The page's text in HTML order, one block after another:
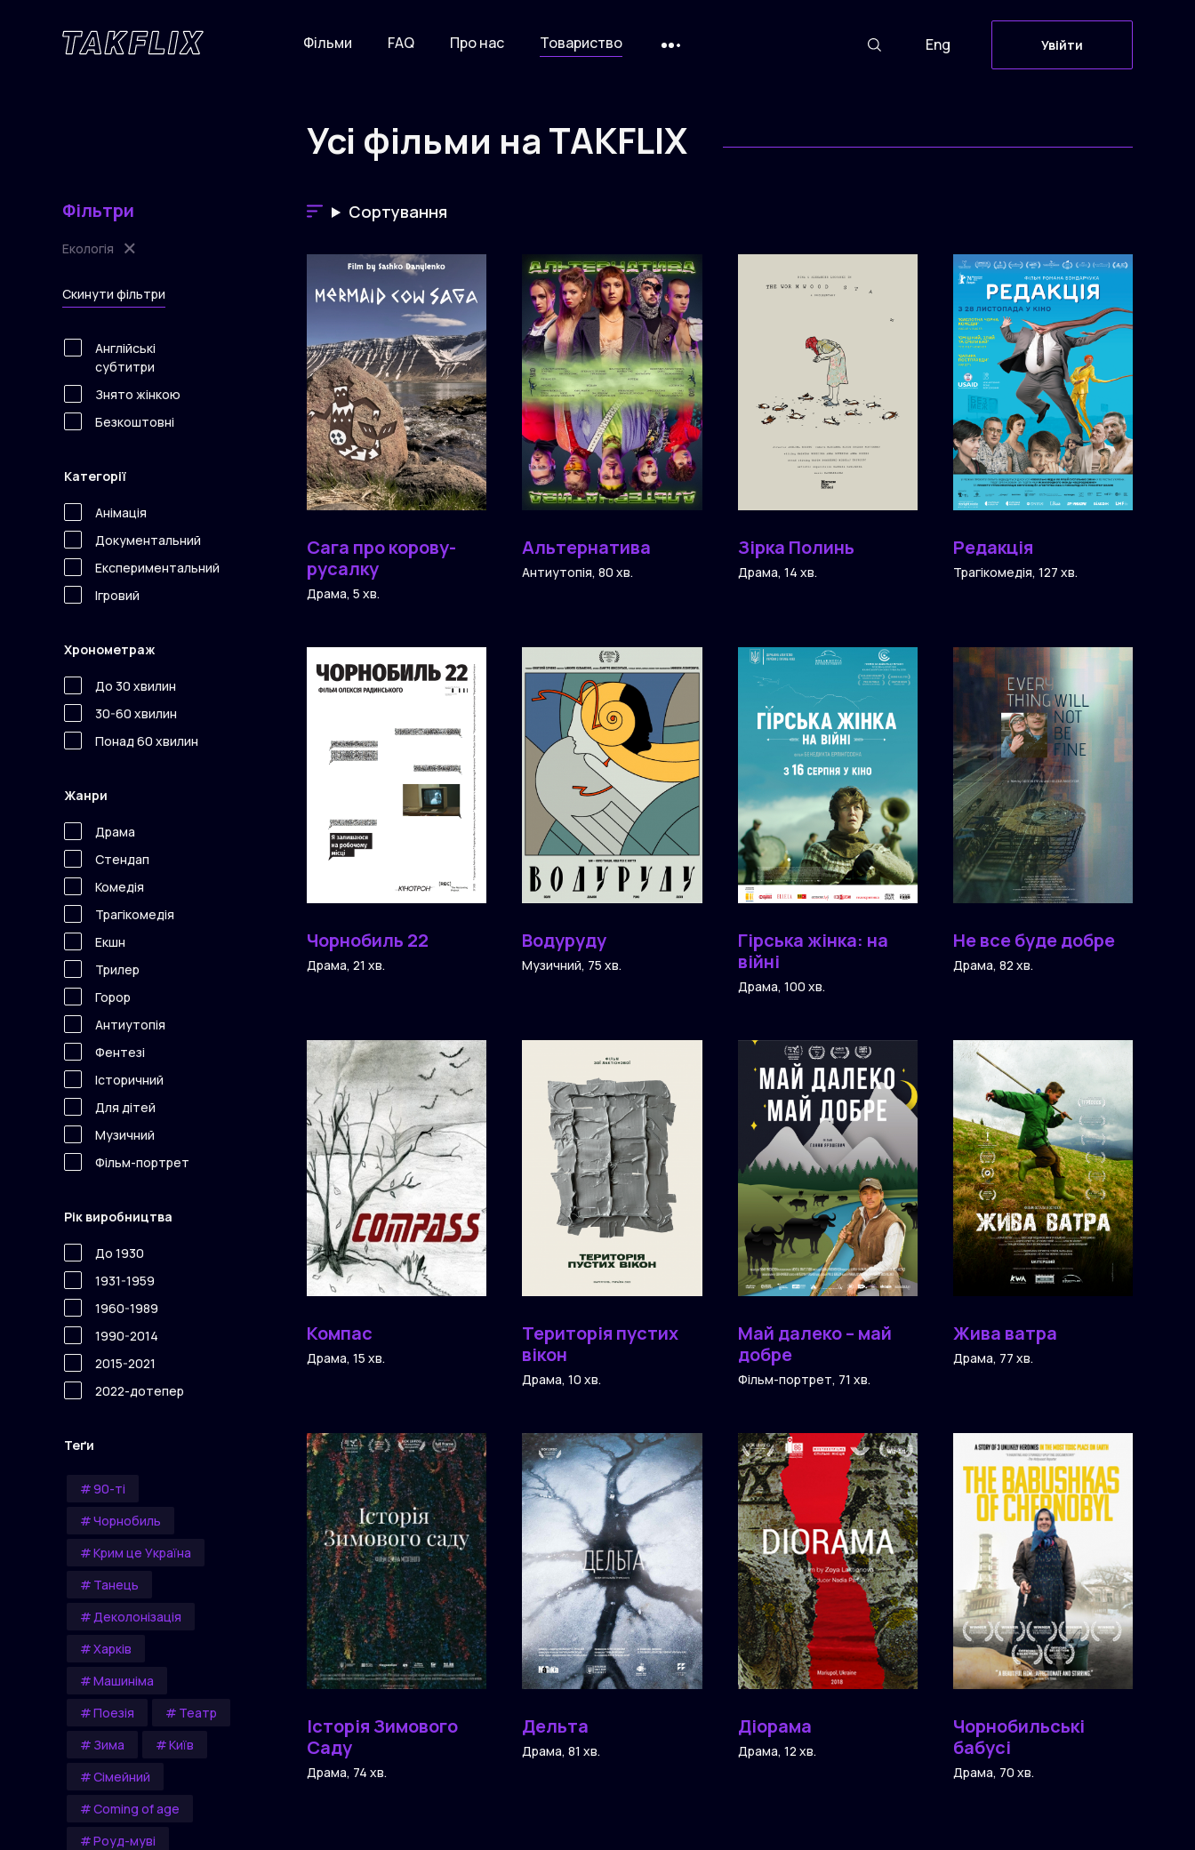
Фільми FAQ Про нас Товариство Eng Увійти
Усі фільми на TAKFLIX
Фільтри
Екологія ×
Скинути фільтри
Англійські
субтитри
Знято жінкою
Безкоштовні
Категорії
Анімація
Документальний
Експериментальний
Ігровий
Хронометраж
До 30 хвилин
30-60 хвилин
Понад 60 хвилин
Жанри
Драма
Стендап
Комедія
Трагікомедія
Екшн
Трилер
Горор
Антиутопія
Фентезі
Історичний
Для дітей
Музичний
Фільм-портрет
Рік виробництва
До 1930
1931-1959
1960-1989
1990-2014
2015-2021
2022-дотепер
Теґи
90-ті
Чорнобиль
Крим це Україна
Танець
Деколонізація
Харків
Машиніма
Поезія
Театр
Зима
Київ
Сімейний
Сoming of age
Роуд-муві
Сортування
Сага про корову-
русалку
Драма, 5 хв.
Альтернатива
Антиутопія, 80 хв.
Зірка Полинь
Драма, 14 хв.
Редакція
Трагікомедія, 127 хв.
Чорнобиль 22
Драма, 21 хв.
Водуруду
Музичний, 75 хв.
Гірська жінка: на
війні
Драма, 100 хв.
Не все буде добре
Драма, 82 хв.
Компас
Драма, 15 хв.
Територія пустих
вікон
Драма, 10 хв.
Май далеко – май
добре
Фільм-портрет, 71 хв.
Жива ватра
Драма, 77 хв.
Історія Зимового
Саду
Драма, 74 хв.
Дельта
Драма, 81 хв.
Діорама
Драма, 12 хв.
Чорнобильські
бабусі
Драма, 70 хв.